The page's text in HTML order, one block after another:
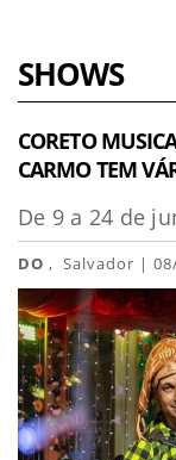
SHOWS
CORETO
CARMO TEM
De 9 a 24 de
DO , Salvador |